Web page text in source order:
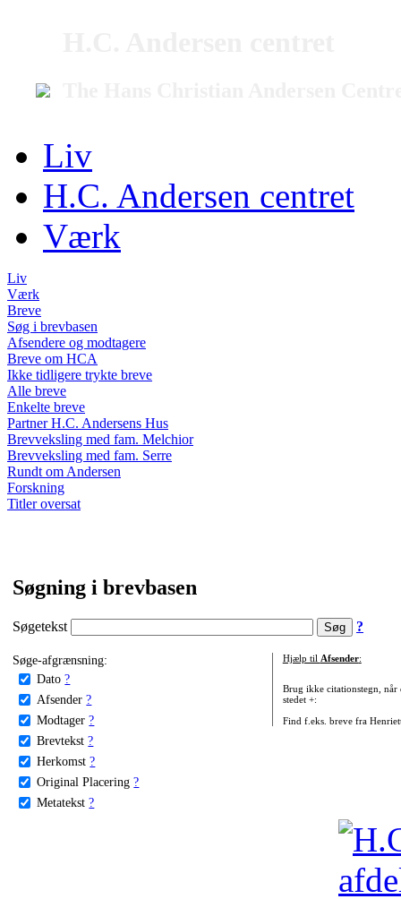
Liv
H.C. Andersen centret
Værk
Liv
Værk
Breve
Søg i brevbasen
Afsendere og modtagere
Breve om HCA
Ikke tidligere trykte breve
Alle breve
Enkelte breve
Partner H.C. Andersens Hus
Brevveksling med fam. Melchior
Brevveksling med fam. Serre
Rundt om Andersen
Forskning
Titler oversat
Søgning i brevbasen
Søgetekst ?
Søge-afgrænsning:
Dato ?
Afsender ?
Modtager ?
Brevtekst ?
Herkomst ?
Original Placering ?
Metatekst ?
Hjælp til Afsender:
Brug ikke citationstegn, når
stedet +:
Find f.eks. breve fra